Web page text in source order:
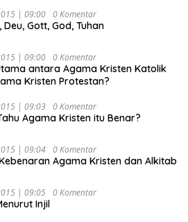
& Simposium Nasional
Perekonomian Nasional dan
| 09:00 0 Komentar
Deu, Gott, God, Tuhan
| 09:00 0 Komentar
antara Agama Kristen Katolik
Kristen Protestan?
| 09:03 0 Komentar
Agama Kristen itu Benar?
| 09:04 0 Komentar
Agama Kristen dan Alkitab
| 09:05 0 Komentar
Injil